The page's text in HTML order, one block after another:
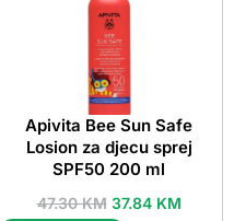
Apivita Bee Sun Safe
Losion za djecu sprej
SPF50 200 ml
47.30KM 37.84 KM